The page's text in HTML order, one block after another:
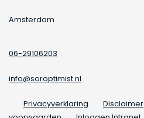
Amsterdam
06-29106203
info@soroptimist.nl
Privacyverklaring Disclaimer